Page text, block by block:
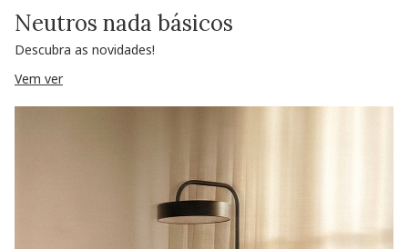
Neutros nada básicos
Descubra as novidades!
Vem ver